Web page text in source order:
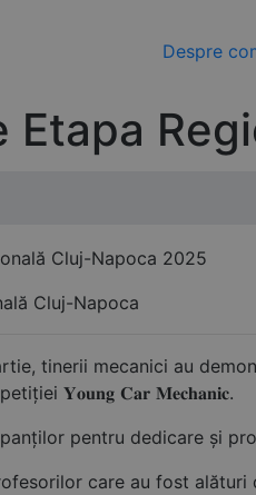
Despre
Etapa
Cluj-Napoca
tinerii mecanici au
𝐘𝐨𝐮𝐧𝐠 𝐂𝐚𝐫 𝐌𝐞𝐜𝐡𝐚𝐧𝐢𝐜.
pentru dedicare și
care au fost